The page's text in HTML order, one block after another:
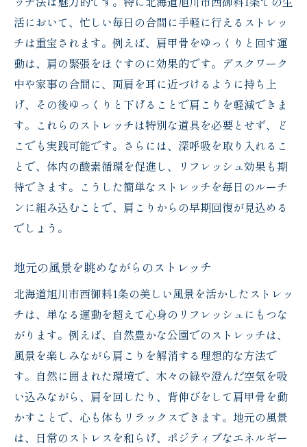
活において、忙しい毎日の合間に手軽に行えるストレッ
チは重宝されます。例えば、肩甲骨をゆっくりと回す運
動は、肩の緊張をほぐすのに効果的です。デスクワーク
中や家事の合間に、両肩を耳に近づけるように持ち上
げ、その後ゆっくりと下げることで肩こりを軽減できま
す。これらのストレッチは特別な道具を必要とせず、ど
こでも実践可能です。さらには、深呼吸を取り入れるこ
とで、体内の酸素循環を促進し、リフレッシュ効果も期
待できます。こうした簡単なストレッチを毎日のルーチ
ンに組み込むことで、肩こりからの早期回復が見込める
でしょう。
地元の風景を眺めながらのストレッチ
北海道旭川市西御料1条の美しい風景を活かしたストレッ
チは、単なる運動を超えて心身のリフレッシュにもつな
がります。例えば、自然豊かな公園でのストレッチは、
風景を楽しみながら肩こりを解消する理想的な方法で
す。自然に囲まれた環境で、木々の緑や澄んだ空気を吸
い込みながら、肩を回したり、背伸びをして肩甲骨を動
かすことで、心も体もリラックスできます。地元の風景
は、日常のストレスを和らげ、ポジティブなエネルギー